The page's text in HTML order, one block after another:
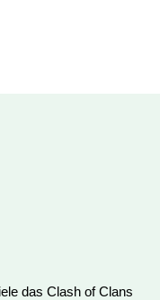
das Clash of Clans